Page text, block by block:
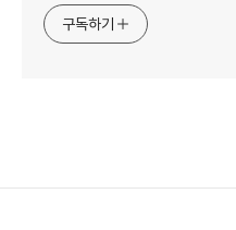
구독하기